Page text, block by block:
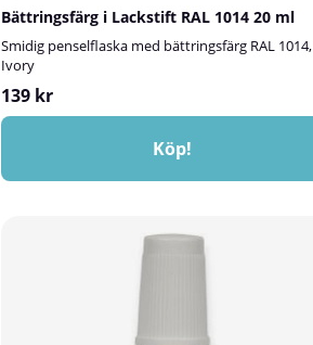
Bättringsfärg i Lackstift RAL 1014 20 ml
Smidig penselflaska med bättringsfärg RAL 1014,
Ivory
139 kr
Köp!